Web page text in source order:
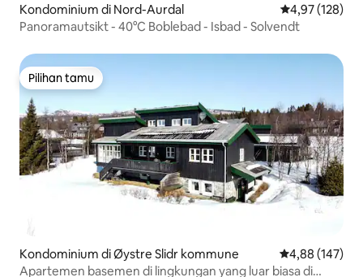
Kondominium di Nord-Aurdal Nilai rata-rata
4,97 (128)
Panoramautsikt - 40°C Boblebad - Isbad - Solvendt
Pilihan tamu
Pilihan tamu
Kondominium di Øystre Slidr kommune Nilai rata-rata
4,88 (147)
Apartemen basemen di lingkungan yang luar biasa di